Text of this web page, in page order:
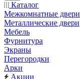
Каталог
Межкомнатные двери
Металлические двери
Мебель
Фурнитура
Экраны
Перегородки
Арки
Акции